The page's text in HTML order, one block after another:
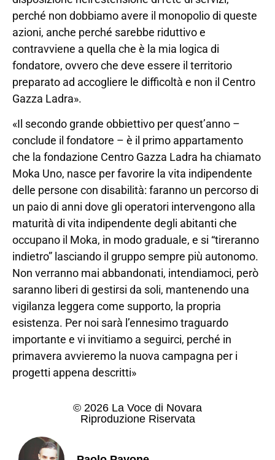
perché non dobbiamo avere il monopolio di queste
azioni, anche perché sarebbe riduttivo e
contravviene a quella che è la mia logica di
fondatore, ovvero che deve essere il territorio
preparato ad accogliere le difficoltà e non il Centro
Gazza Ladra».
«Il secondo grande obbiettivo per quest’anno –
conclude il fondatore – è il primo appartamento
che la fondazione Centro Gazza Ladra ha chiamato
Moka Uno, nasce per favorire la vita indipendente
delle persone con disabilità: faranno un percorso di
un paio di anni dove gli operatori intervengono alla
maturità di vita indipendente degli abitanti che
occupano il Moka, in modo graduale, e si “tireranno
indietro” lasciando il gruppo sempre più autonomo.
Non verranno mai abbandonati, intendiamoci, però
saranno liberi di gestirsi da soli, mantenendo una
vigilanza leggera come supporto, la propria
esistenza. Per noi sarà l’ennesimo traguardo
importante e vi invitiamo a seguirci, perché in
primavera avvieremo la nuova campagna per i
progetti appena descritti»
© 2026 La Voce di Novara
Riproduzione Riservata